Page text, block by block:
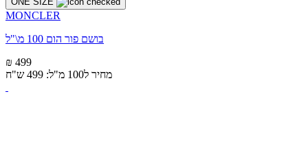
MONCLER
בושם פור הום 100 מ\"ל
₪ 499
מחיר ל100 מ"ל: 499 ש"ח